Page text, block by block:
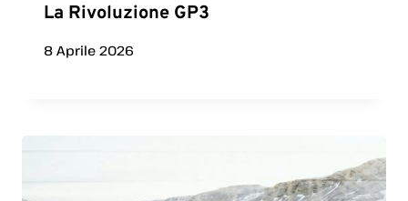
La Rivoluzione GP3
8 Aprile 2026